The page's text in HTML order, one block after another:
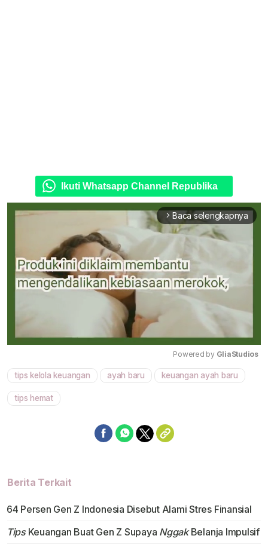
Ikuti Whatsapp Channel Republika
arrow_forward_ios Baca selengkapnya
Mute
Powered by GliaStudios
tips kelola keuangan ayah baru keuangan ayah baru
tips hemat
Berita Terkait
64 Persen Gen Z Indonesia Disebut Alami Stres Finansial
TipsKeuangan Buat Gen Z Supaya NggakBelanja Impulsif